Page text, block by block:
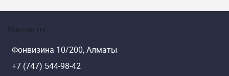
Контакты
Фонвизина 10/200, Алматы
+7 (747) 544-98-42